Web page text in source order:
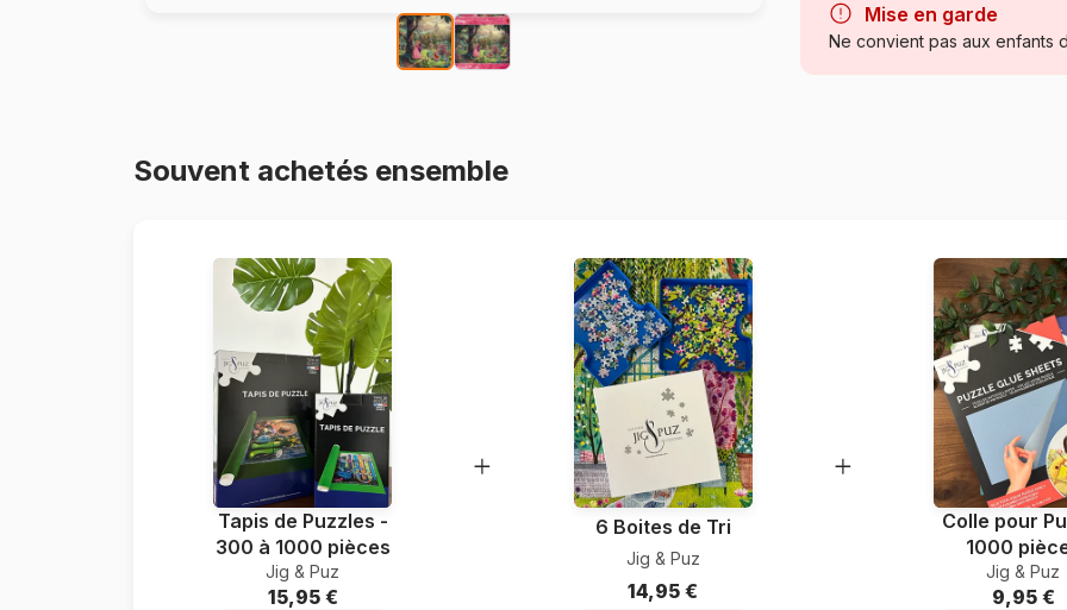
Catégorie
Age
Mise en garde
Ne convient pas aux enfants
Souvent achetés ensemble
Tapis de Puzzles -
300 à 1000 pièces
Jig & Puz
15,95 €
6 Boites de Tri
Jig & Puz
14,95 €
Colle pour
1000
Jig & Puz
9,95 €